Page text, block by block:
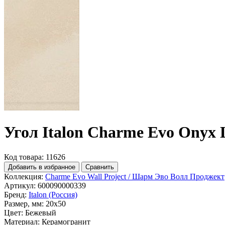
Угол Italon Charme Evo Onyx
Код товара: 11626
Добавить в избранное Сравнить
Коллекция: Charme Evo Wall Project / Шарм Эво Волл Проджект
Артикул: 600090000339
Бренд: Italon (Россия)
Размер, мм: 20x50
Цвет: Бежевый
Материал: Керамогранит